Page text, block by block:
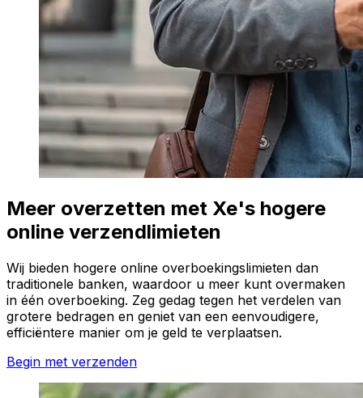
Meer overzetten met Xe's hogere
online verzendlimieten
Wij bieden hogere online overboekingslimieten dan
traditionele banken, waardoor u meer kunt overmaken
in één overboeking. Zeg gedag tegen het verdelen van
grotere bedragen en geniet van een eenvoudigere,
efficiëntere manier om je geld te verplaatsen.
Begin met verzenden